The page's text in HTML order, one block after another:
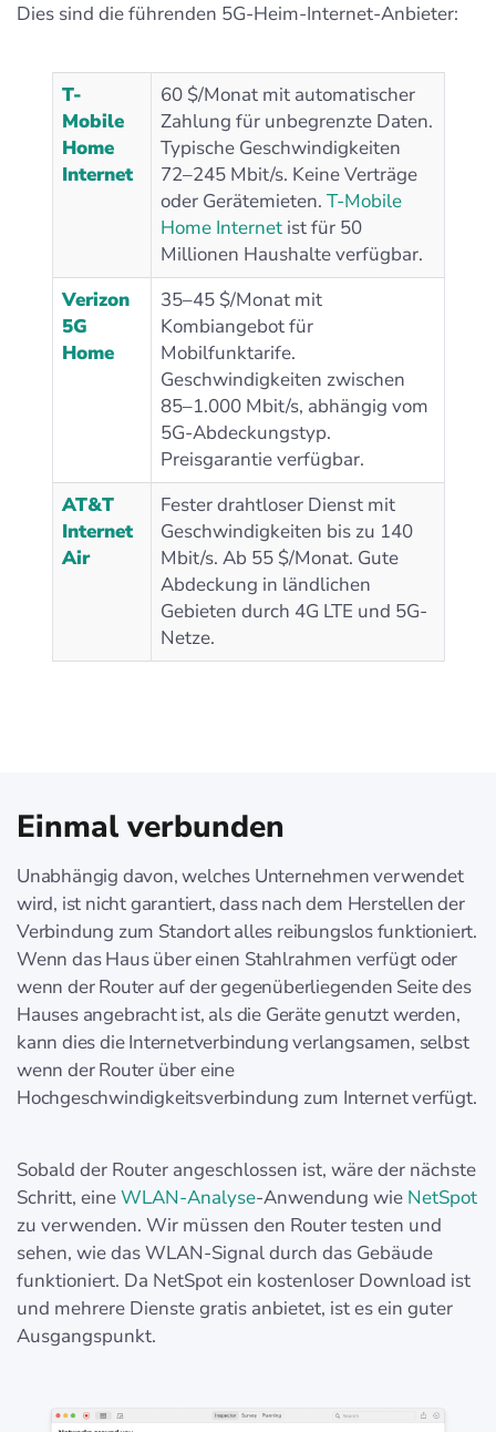
Dies sind die führenden 5G-Heim-Internet-Anbieter:
T-
Mobile
Home
Internet
60 $/Monat mit automatischer
Zahlung für unbegrenzte Daten.
Typische Geschwindigkeiten
72–245 Mbit/s. Keine Verträge
oder Gerätemieten. T-Mobile
Home Internetist für 50
Millionen Haushalte verfügbar.
Verizon
5G
Home
35–45 $/Monat mit
Kombiangebot für
Mobilfunktarife.
Geschwindigkeiten zwischen
85–1.000 Mbit/s, abhängig vom
5G-Abdeckungstyp.
Preisgarantie verfügbar.
AT&T
Internet
Air
Fester drahtloser Dienst mit
Geschwindigkeiten bis zu 140
Mbit/s. Ab 55 $/Monat. Gute
Abdeckung in ländlichen
Gebieten durch 4G LTE und 5G-
Netze.
Einmal verbunden
Unabhängig davon, welches Unternehmen verwendet
wird, ist nicht garantiert, dass nach dem Herstellen der
Verbindung zum Standort alles reibungslos funktioniert.
Wenn das Haus über einen Stahlrahmen verfügt oder
wenn der Router auf der gegenüberliegenden Seite des
Hauses angebracht ist, als die Geräte genutzt werden,
kann dies die Internetverbindung verlangsamen, selbst
wenn der Router über eine
Hochgeschwindigkeitsverbindung zum Internet verfügt.
Sobald der Router angeschlossen ist, wäre der nächste
Schritt, eineWLAN-Analyse-Anwendung wie NetSpot
zu verwenden. Wir müssen den Router testen und
sehen, wie das WLAN-Signal durch das Gebäude
funktioniert. Da NetSpot ein kostenloser Download ist
und mehrere Dienste gratis anbietet, ist es ein guter
Ausgangspunkt.